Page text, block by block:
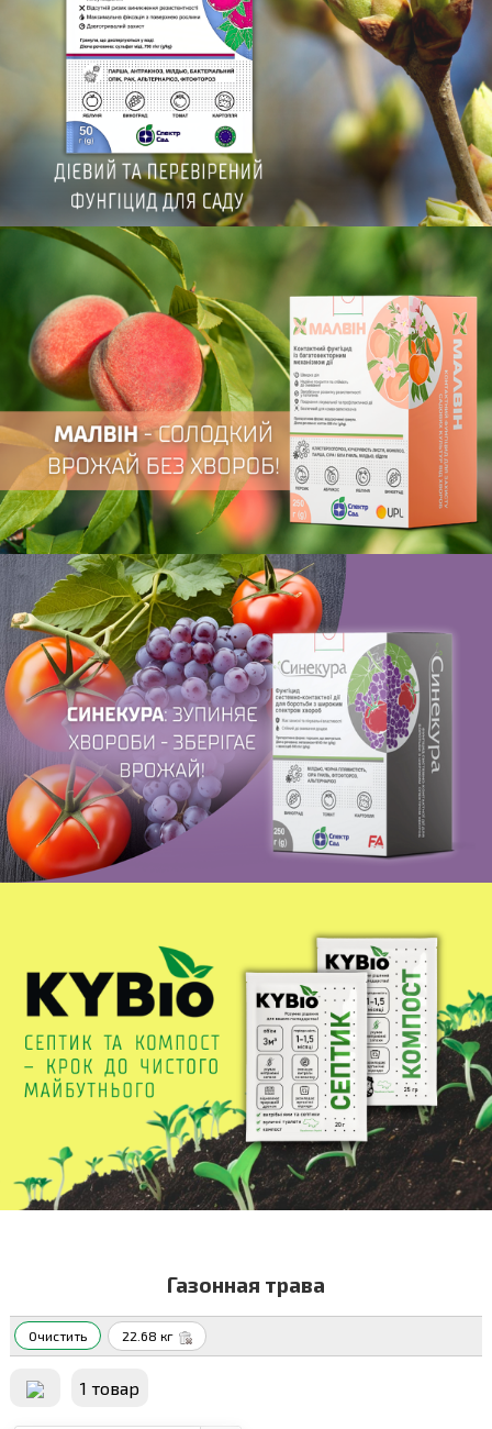
Газонная трава
Очистить 22.68 кг
1 товар